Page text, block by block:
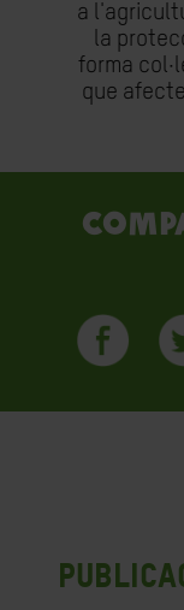
a
la
forma
que